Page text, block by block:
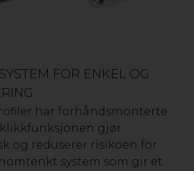
FOR ENKEL OG
har forhåndsmonterte
gjør
og reduserer risikoen for
system som gir et